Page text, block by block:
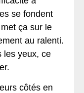
se fondent
ça sur le
au ralenti.
les yeux, ce
côtés en